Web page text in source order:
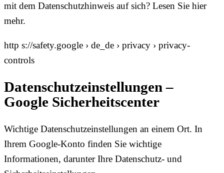
mit dem Datenschutzhinweis auf sich? Lesen Sie hier
mehr.
http s://safety.google › de_de › privacy › privacy-
controls
Datenschutzeinstellungen –
Google Sicherheitscenter
Wichtige Datenschutzeinstellungen an einem Ort. In
Ihrem Google-Konto finden Sie wichtige
Informationen, darunter Ihre Datenschutz- und